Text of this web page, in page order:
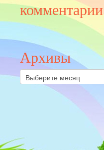
комментарии
Архивы
Архивы